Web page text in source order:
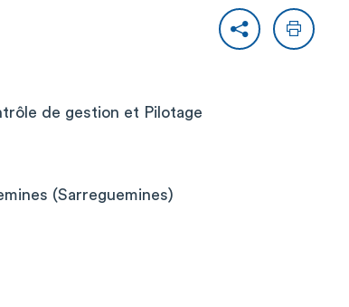
PartagerImprimer
de gestion et Pilotage
(Sarreguemines)